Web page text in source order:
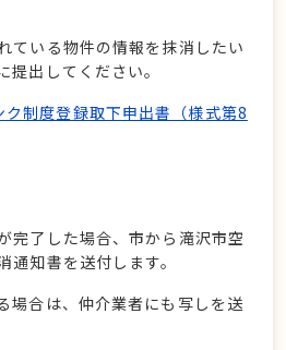
ている物件の情報を抹消したい
出してください。
制度登録取下申出書（様式第8
完了した場合、市から滝沢市空
通知書を送付します。
場合は、仲介業者にも写しを送